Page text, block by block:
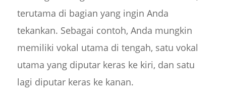
terutama di bagian yang ingin Anda
tekankan. Sebagai contoh, Anda mungkin
memiliki vokal utama di tengah, satu vokal
utama yang diputar keras ke kiri, dan satu
lagi diputar keras ke kanan.